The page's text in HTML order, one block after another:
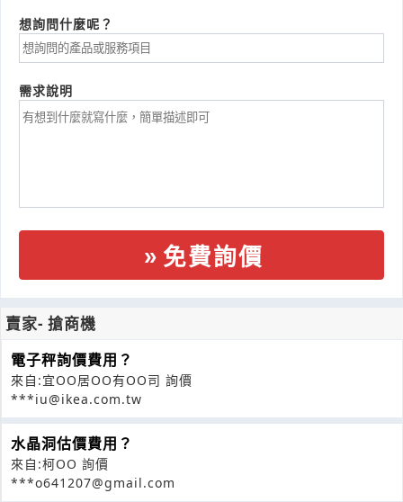
想詢問什麼呢？
需求說明
免費詢價
賣家- 搶商機
電子秤詢價費用？
來自:宜OO居OO有OO司 詢價
***iu@ikea.com.tw
水晶洞估價費用？
來自:柯OO 詢價
***o641207@gmail.com